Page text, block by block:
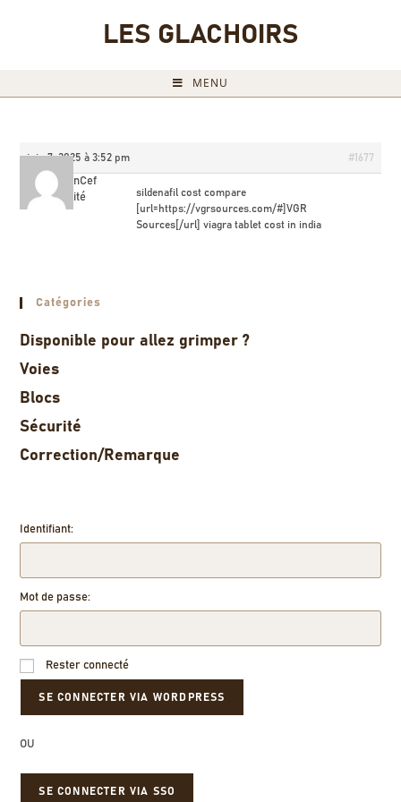
LES GLACHOIRS
MENU
juin 7, 2025 à 3:52 pm #1677
BrandonCef
Invité
sildenafil cost compare
[url=https://vgrsources.com/#]VGR
Sources[/url] viagra tablet cost in india
Catégories
Disponible pour allez grimper ?
Voies
Blocs
Sécurité
Correction/Remarque
Identifiant:
Mot de passe:
Rester connecté
OU
SE CONNECTER VIA SSO